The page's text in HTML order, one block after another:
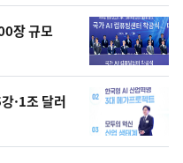
장 규모
·1조 달러